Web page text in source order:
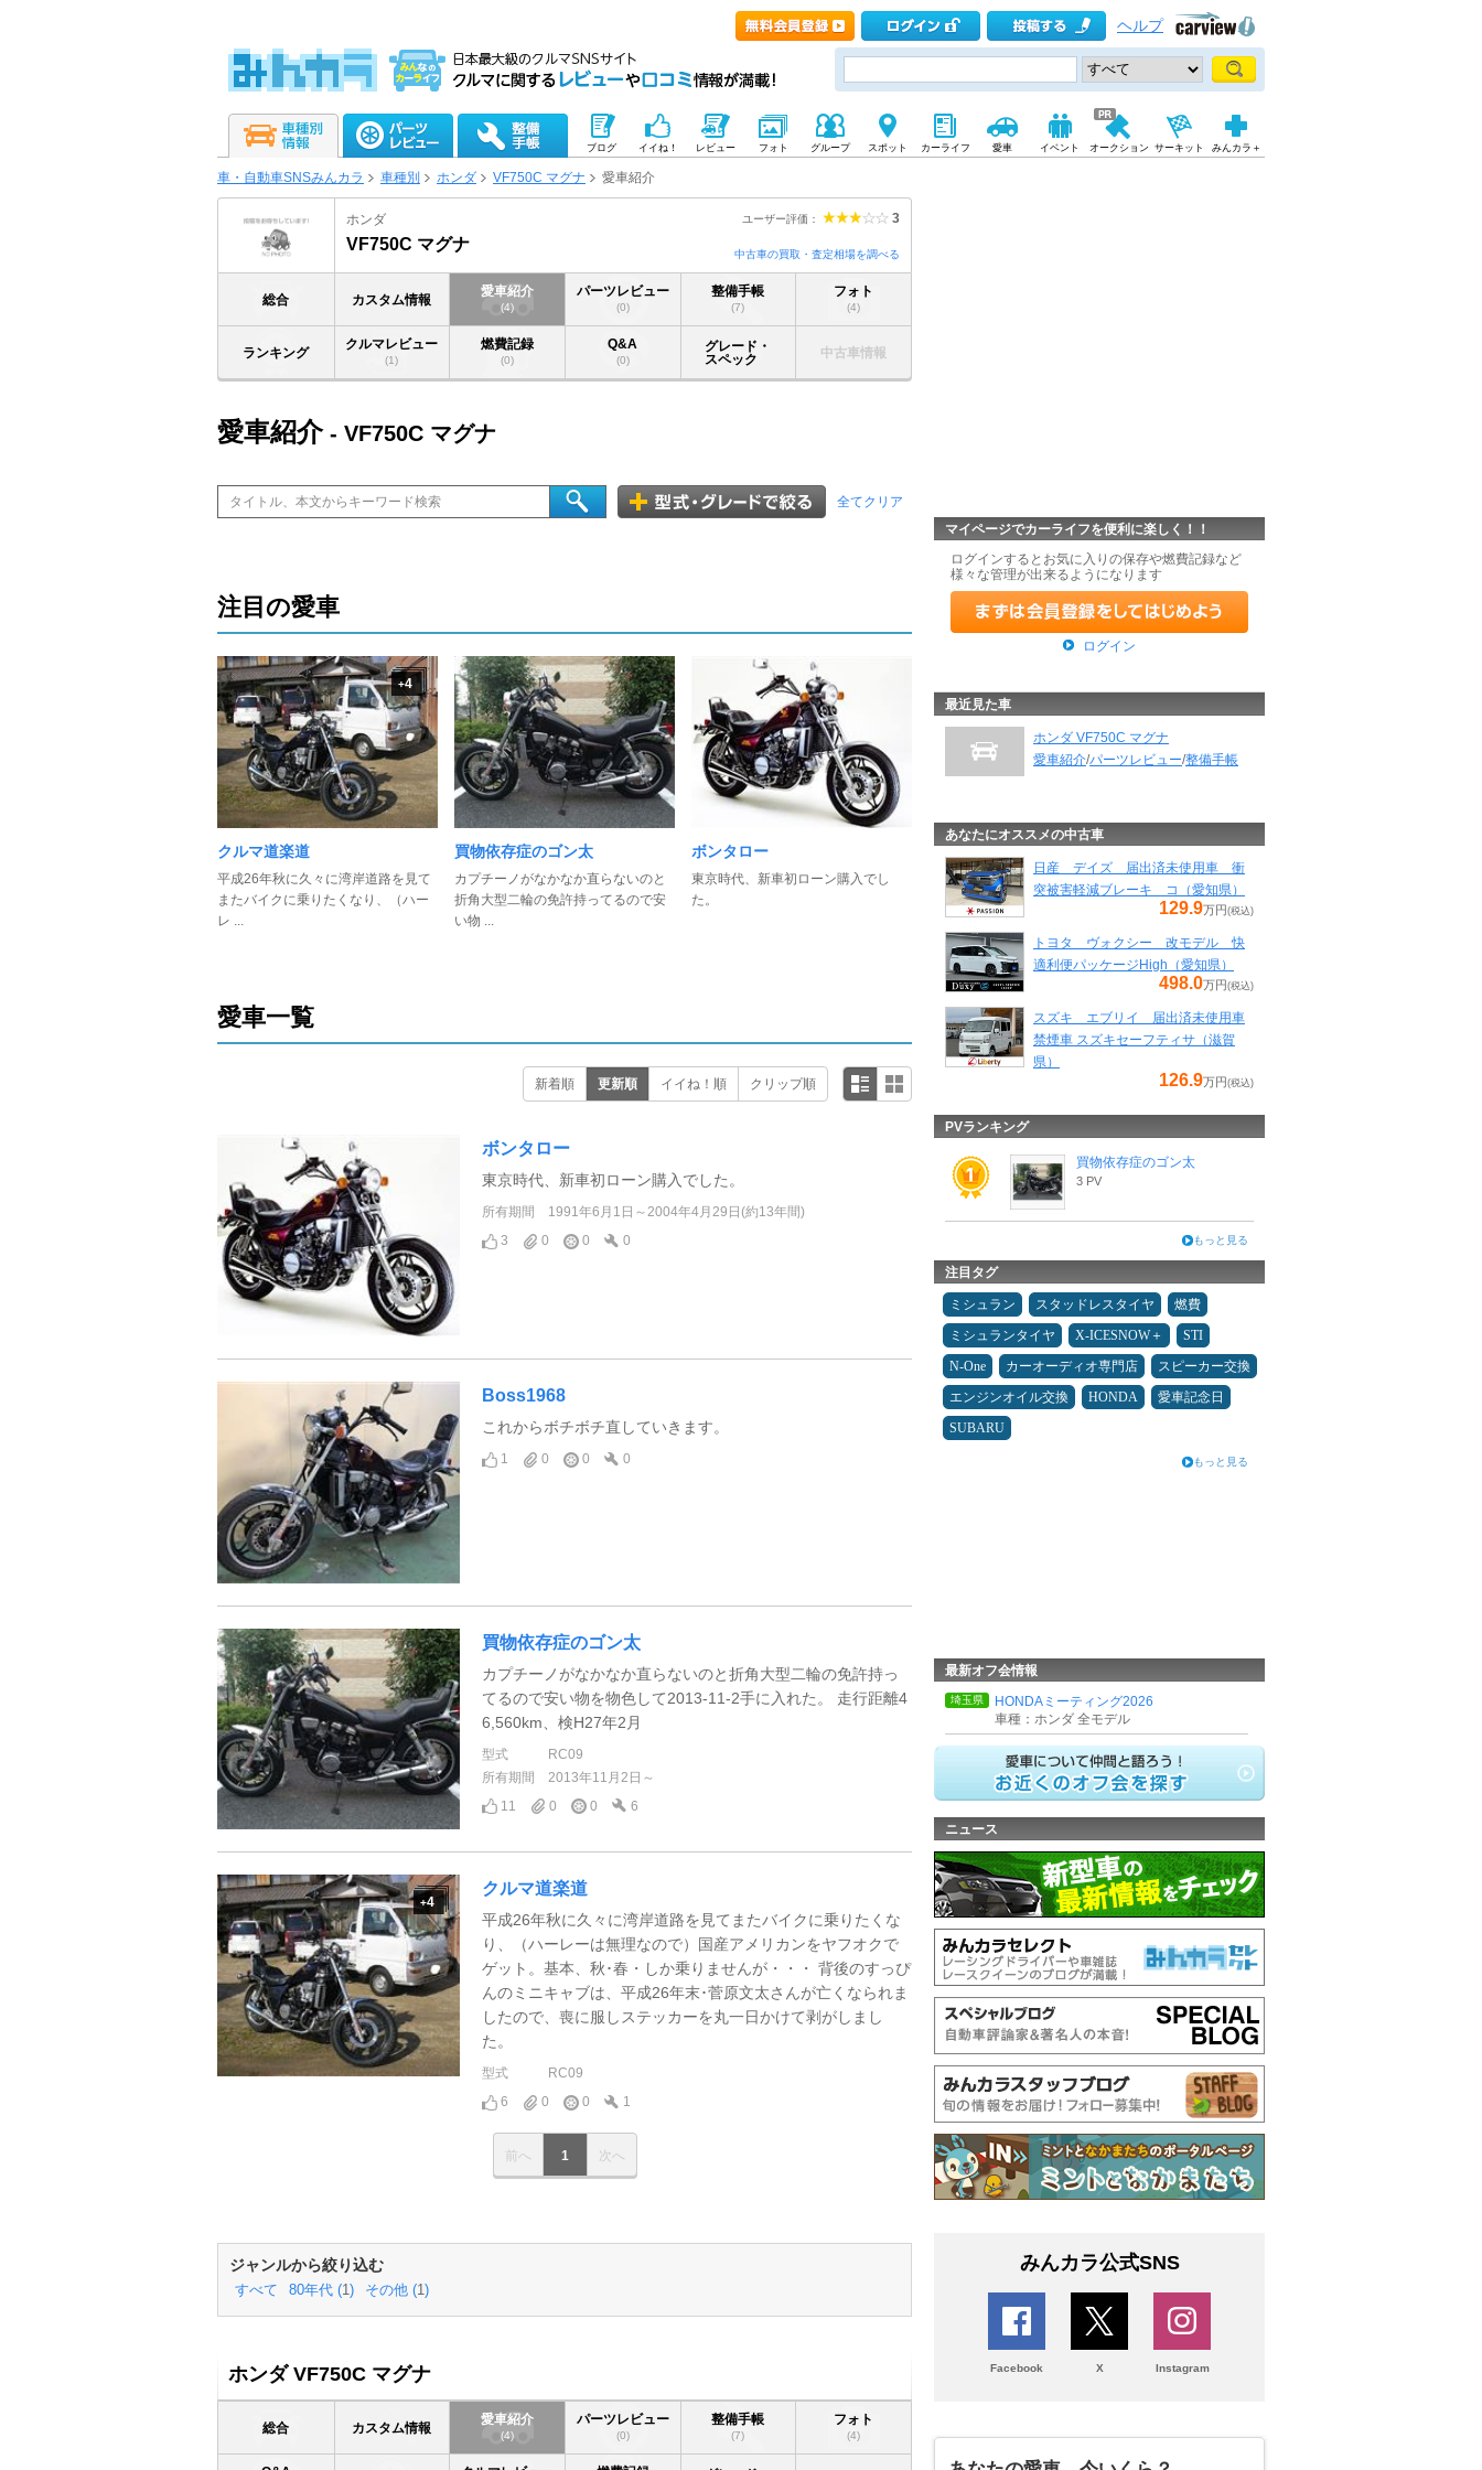
ヘルプ
ブログ イイね！ レビュー フォト グループ スポット カーライフ 愛車 イベント オークション サーキット みんカラ＋
車・自動車SNSみんカラ 車種別 ホンダ VF750C マグナ 愛車紹介
ユーザー評価： 3
ホンダ
VF750C マグナ
中古車の買取・査定相場を調べる
総合 カスタム情報
愛車紹介
(4)
パーツレビュー
(0)
整備手帳
(7)
フォト
(4)
ランキング
クルマレビュー
(1)
燃費記録
(0)
Q&A
(0)
グレード・
スペック
中古車情報
愛車紹介- VF750C マグナ
全てクリア
注目の愛車
+4
クルマ道楽道
平成26年秋に久々に湾岸道路を見て
またバイクに乗りたくなり、（ハー
レ ...
買物依存症のゴン太
カプチーノがなかなか直らないのと
折角大型二輪の免許持ってるので安
い物 ...
ボンタロー
東京時代、新車初ローン購入でし
た。
愛車一覧
新着順 更新順 イイね！順 クリップ順
ボンタロー
東京時代、新車初ローン購入でした。
所有期間
1991年6月1日～2004年4月29日(約13年間)
3
0 0 0
Boss1968
これからボチボチ直していきます。
1 0 0 0
買物依存症のゴン太
カプチーノがなかなか直らないのと折角大型二輪の免許持っ
てるので安い物を物色して2013-11-2手に入れた。 走行距離4
6,560km、検H27年2月
型式
RC09
所有期間
2013年11月2日～
11
0 0 6
+4
クルマ道楽道
平成26年秋に久々に湾岸道路を見てまたバイクに乗りたくな
り、（ハーレーは無理なので）国産アメリカンをヤフオクで
ゲット。基本、秋･春・しか乗りませんが・・・ 背後のすっぴ
んのミニキャブは、平成26年末･菅原文太さんが亡くなられま
したので、喪に服しステッカーを丸一日かけて剥がしまし
た。
型式
RC09
6
0 0 1
前へ 1 次へ
ジャンルから絞り込む
すべて 80年代 (1) その他 (1)
ホンダ VF750C マグナ
総合 カスタム情報
愛車紹介
(4)
パーツレビュー
(0)
整備手帳
(7)
フォト
(4)
マイページでカーライフを便利に楽しく！！
ログインするとお気に入りの保存や燃費記録など
様々な管理が出来るようになります
ログイン
最近見た車
ホンダ VF750C マグナ
愛車紹介/パーツレビュー/整備手帳
あなたにオススメの中古車
日産 デイズ 届出済未使用車 衝
突被害軽減ブレーキ コ（愛知県）
129.9万円 (税込)
トヨタ ヴォクシー 改モデル 快
適利便パッケージHigh（愛知県）
498.0万円 (税込)
スズキ エブリイ 届出済未使用車
禁煙車 スズキセーフティサ（滋賀
県）
126.9万円 (税込)
PVランキング
買物依存症のゴン太
3 PV
もっと見る
注目タグ
ミシュラン スタッドレスタイヤ
燃費
ミシュランタイヤ
X-ICESNOW＋
STI
N-One
カーオーディオ専門店
スピーカー交換
エンジンオイル交換
HONDA
愛車記念日
SUBARU
もっと見る
最新オフ会情報
埼玉県
HONDAミーティング2026
車種：ホンダ 全モデル
ニュース
みんカラ公式SNS
Facebook X Instagram